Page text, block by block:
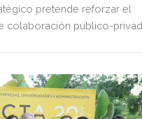
pretende reforzar el
colaboración público-
en Granada.